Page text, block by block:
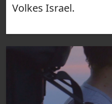
Volkes Israel.